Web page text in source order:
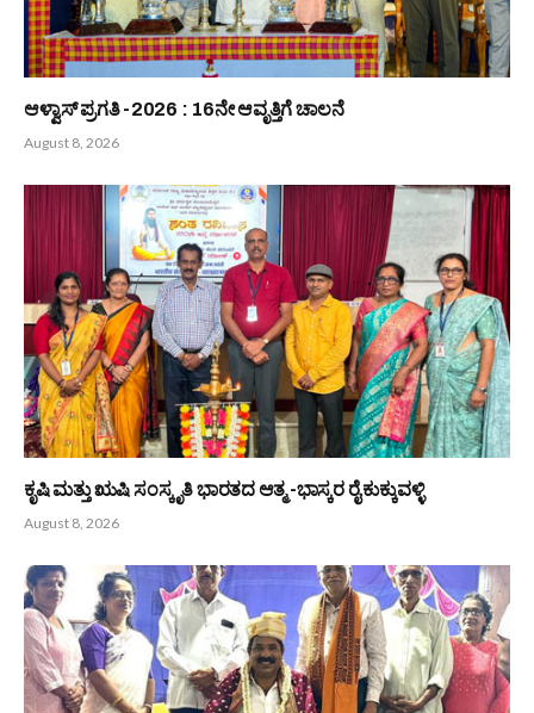
PREVIOUS ARTICLE
ಪ್ರತ್ಯೇಕ ಸಚಿವಾಲಯ, 1,000 ಕೋ.
ರೂ. ನಿಧಿ : ಅನಿವಾಸಿ ಕನ್ನಡಿಗರಿಂದ
ರಾಜ್ಯ ಸರಕಾರಕ್ಕೆ ಮನವಿ
NEXT ARTICLE
ರಾಜ್ಯಮಟ್ಟದ ಜಂಪ್‍ರೋಪ್ : ಕಾರ್ಕಳ
ಜ್ಞಾನಸುಧಾ ತಂಡಕ್ಕೆ ಕಂಚಿನ ಪದಕ
Bunts Now